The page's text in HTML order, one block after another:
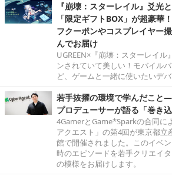
『崩壊：スターレイル』爻光
「限定ギフトBOX」が超豪華
フクーポンやコスプレイヤー
んでお届け
UGREEN×『崩壊：スターレイル
ンされていて美しい！モバイル
ど、ゲームと一緒に使いたいデ
若手抜擢の環境で学んだこと
プロデューサーが語る「巻き
4GamerとGame*Sparkの合同に
アクエスト」の第4回が東京都立
館で開催されました。このイベ
時のエピソードを若手クリエイ
の模様をお届けします。